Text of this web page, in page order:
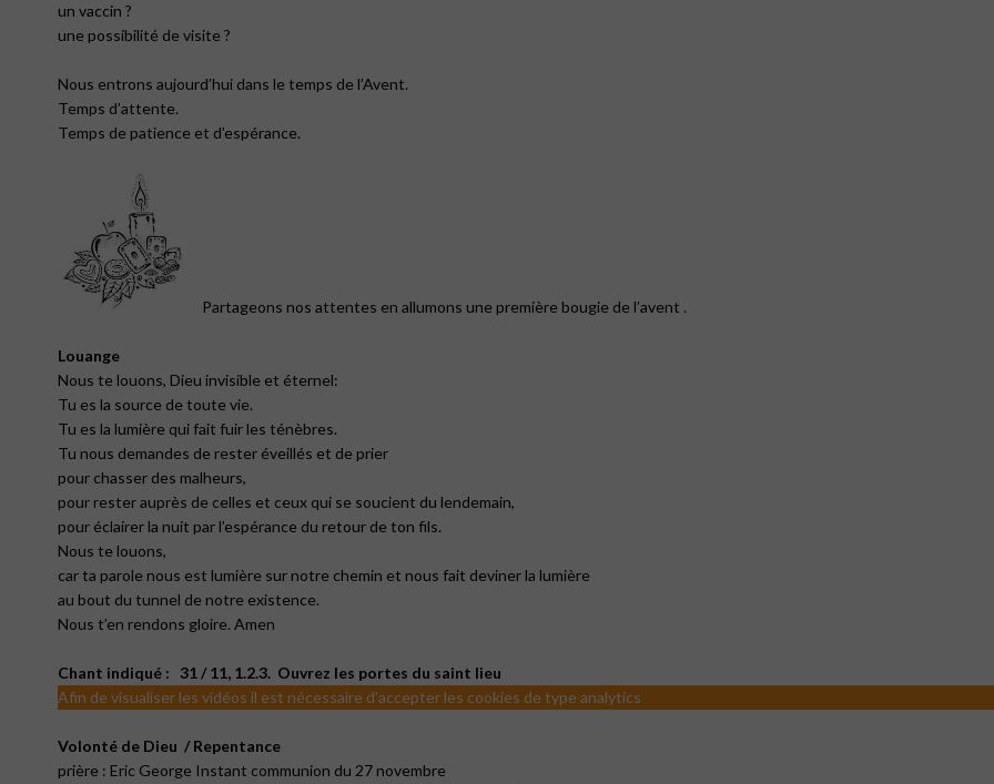
un vaccin ?
une possibilité de visite ?
Nous entrons aujourd’hui dans le temps de l’Avent.
Temps d’attente.
Temps de patience et d’espérance.
Partageons nos attentes en allumons une première bougie de l’avent .
Louange
Nous te louons, Dieu invisible et éternel:
Tu es la source de toute vie.
Tu es la lumière qui fait fuir les ténèbres.
Tu nous demandes de rester éveillés et de prier
pour chasser des malheurs,
pour rester auprès de celles et ceux qui se soucient du lendemain,
pour éclairer la nuit par l’espérance du retour de ton fils.
Nous te louons,
car ta parole nous est lumière sur notre chemin et nous fait deviner la lumière
au bout du tunnel de notre existence.
Nous t’en rendons gloire. Amen
Chant indiqué : 31 / 11, 1.2.3. Ouvrez les portes du saint lieu
Afin de visualiser les vidéos il est nécessaire d'accepter les cookies de type analytics
Volonté de Dieu / Repentance
prière : Eric George Instant communion du 27 novembre